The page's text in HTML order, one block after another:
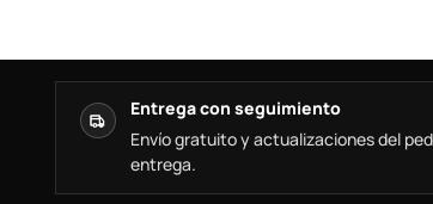
Entrega con seguimiento
Envío gratuito y actualizaciones del
entrega.